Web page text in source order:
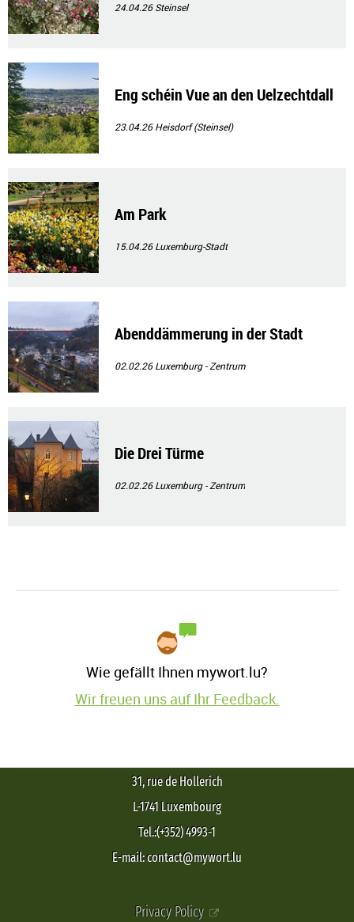
24.04.26Steinsel
Eng schéin Vue an den Uelzechtdall
23.04.26Heisdorf (Steinsel)
Am Park
15.04.26Luxemburg-Stadt
Abenddämmerung in der Stadt
02.02.26Luxemburg - Zentrum
Die Drei Türme
02.02.26Luxemburg - Zentrum
Wie gefällt Ihnen mywort.lu?
Wir freuen uns auf Ihr Feedback.
31, rue de Hollerich
L-1741 Luxembourg
Tel.:(+352) 4993-1
E-mail: contact@mywort.lu
Privacy Policy